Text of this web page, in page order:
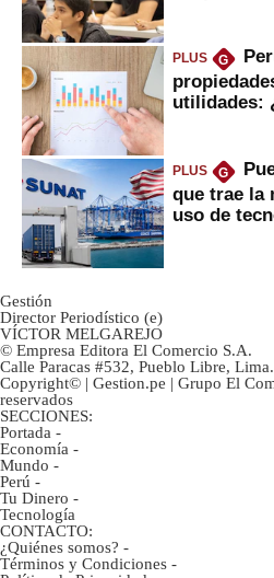
PLUS G
utilidades:
PLUS G
que trae la
uso de
Gestión
Director Periodístico (e)
VÍCTOR MELGAREJO
© Empresa Editora El Comercio S.A.
Calle Paracas #532, Pueblo Libre, Lima.
Copyright© | Gestion.pe | Grupo El
reservados
SECCIONES:
Portada -
Economía -
Mundo -
Perú -
Tu Dinero -
Tecnología
CONTACTO:
¿Quiénes somos? -
Términos y Condiciones -